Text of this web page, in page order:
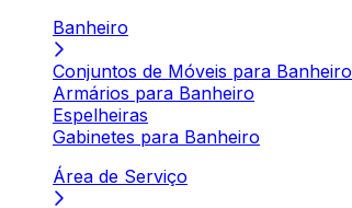
Banheiro
Conjuntos de Móveis para Banheiro
Armários para Banheiro
Espelheiras
Gabinetes para Banheiro
Área de Serviço